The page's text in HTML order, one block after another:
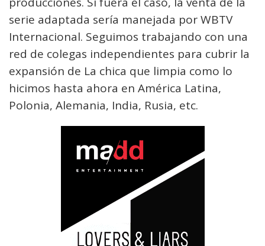
serie adaptada sería manejada por WBTV
Internacional. Seguimos trabajando con una
red de colegas independientes para cubrir la
expansión de La chica que limpia como lo
hicimos hasta ahora en América Latina,
Polonia, Alemania, India, Rusia, etc.